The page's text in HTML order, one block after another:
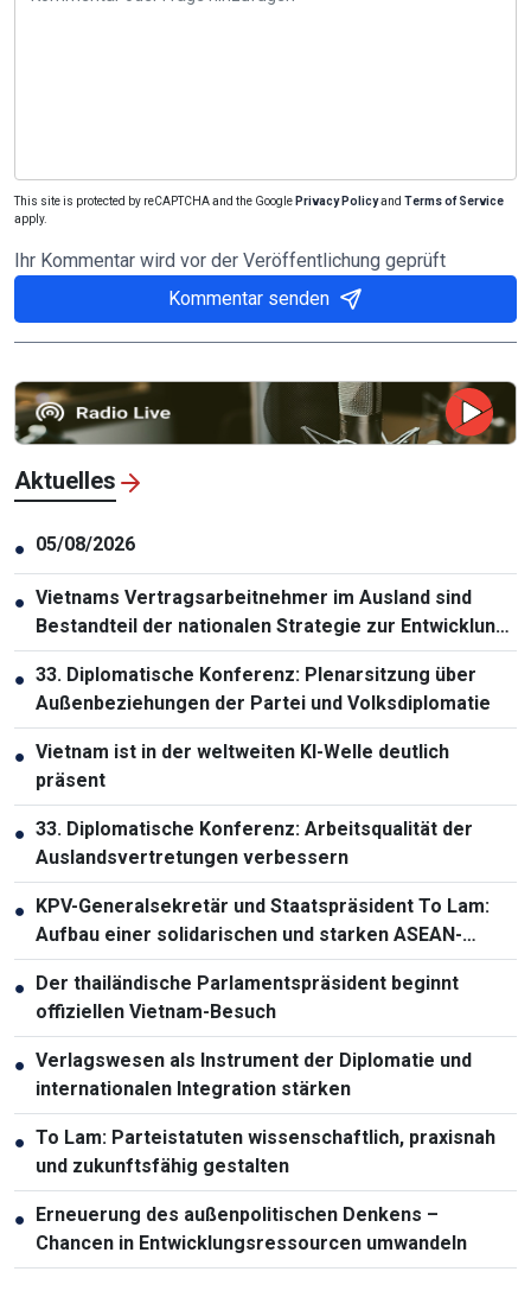
This site is protected by reCAPTCHA and the Google Privacy Policyand Terms of Service
apply.
Ihr Kommentar wird vor der Veröffentlichung geprüft
Kommentar senden
Aktuelles
● 05/08/2026
● Vietnams Vertragsarbeitnehmer im Ausland sind
Bestandteil der nationalen Strategie zur Entwicklung
der Humanressourcen
● 33. Diplomatische Konferenz: Plenarsitzung über
Außenbeziehungen der Partei und Volksdiplomatie
● Vietnam ist in der weltweiten KI-Welle deutlich
präsent
● 33. Diplomatische Konferenz: Arbeitsqualität der
Auslandsvertretungen verbessern
● KPV-Generalsekretär und Staatspräsident To Lam:
Aufbau einer solidarischen und starken ASEAN-
Gemeinschaft
● Der thailändische Parlamentspräsident beginnt
offiziellen Vietnam-Besuch
● Verlagswesen als Instrument der Diplomatie und
internationalen Integration stärken
● To Lam: Parteistatuten wissenschaftlich, praxisnah
und zukunftsfähig gestalten
● Erneuerung des außenpolitischen Denkens –
Chancen in Entwicklungsressourcen umwandeln